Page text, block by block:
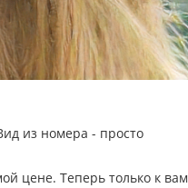
из номера - просто
цене. Теперь только к вам